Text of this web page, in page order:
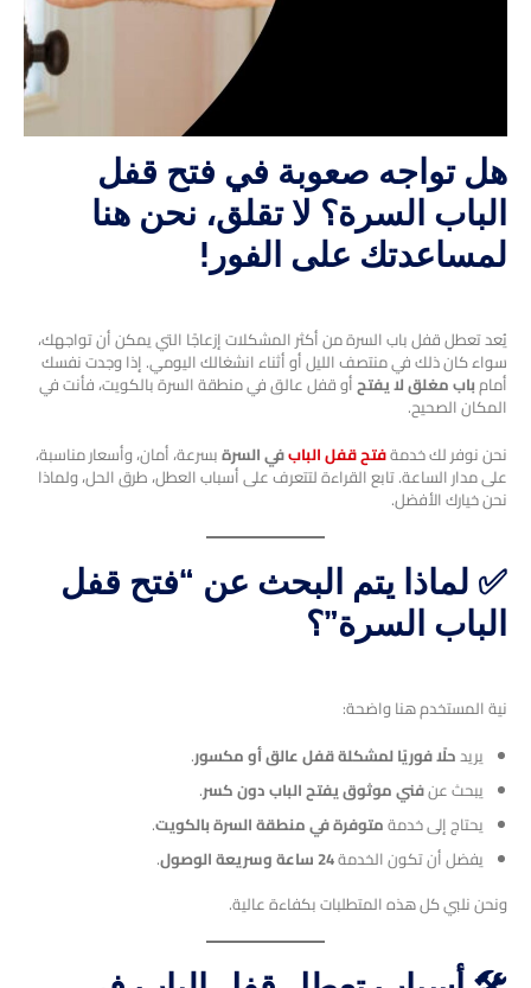
هل تواجه صعوبة في فتح قفل
الباب السرة؟ لا تقلق، نحن هنا
لمساعدتك على الفور!
يُعد تعطل قفل باب السرة من أكثر المشكلات إزعاجًا التي يمكن أن تواجهك،
سواء كان ذلك في منتصف الليل أو أثناء انشغالك اليومي. إذا وجدت نفسك
أمامباب مغلق لا يفتحأو قفل عالق في منطقة السرة بالكويت، فأنت في
المكان الصحيح.
نحن نوفر لك خدمةفتح قفل البابفي السرةبسرعة، أمان، وأسعار مناسبة،
على مدار الساعة. تابع القراءة لتتعرف على أسباب العطل، طرق الحل، ولماذا
نحن خيارك الأفضل.
✅ لماذا يتم البحث عن “فتح قفل
الباب السرة”؟
نية المستخدم هنا واضحة:
يريدحلًا فوريًا لمشكلة قفل عالق أو مكسور.
يبحث عنفني موثوق يفتح الباب دون كسر.
يحتاج إلى خدمةمتوفرة في منطقة السرة بالكويت.
يفضل أن تكون الخدمة24 ساعة وسريعة الوصول
.
ونحن نلبي كل هذه المتطلبات بكفاءة عالية.